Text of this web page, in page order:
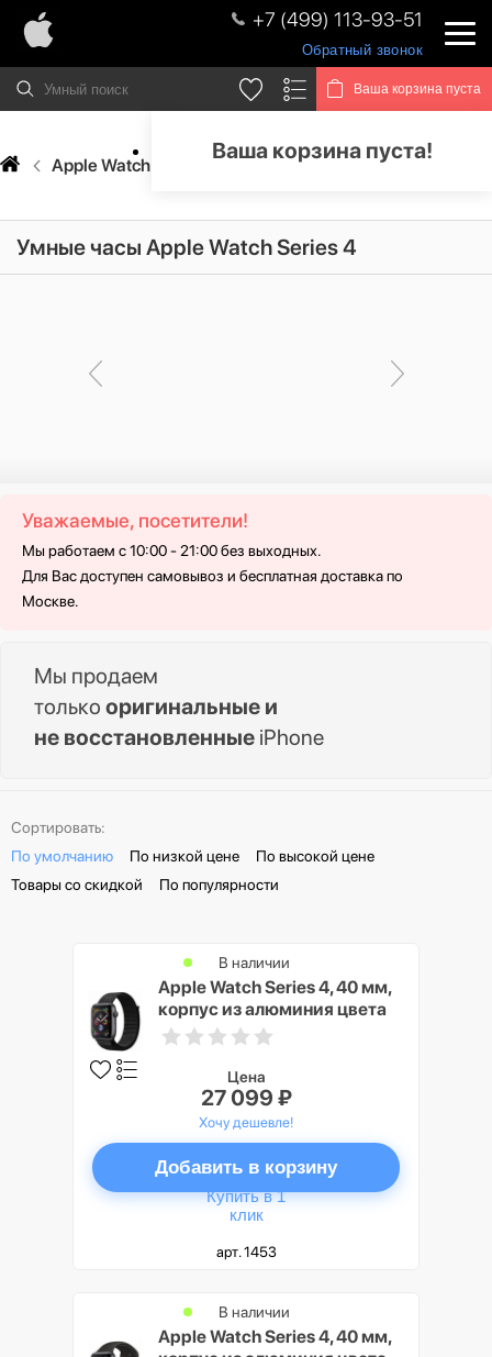
+7 (499) 113-93-51
Обратный звонок
Ваша корзина пуста
Ваша корзина пуста!
Apple Watch Apple Watch Series 4
Умные часы Apple Watch Series 4
Уважаемые, посетители!
Мы работаем с 10:00 - 21:00 без выходных.
Для Вас доступен самовывоз и бесплатная доставка по
Москве.
Мы продаем
только оригинальные и
не восстановленные iPhone
Сортировать:
По умолчанию
По низкой цене
По высокой цене
Товары со скидкой
По популярности
Apple Watch Series 4, 40 мм,
корпус из алюминия цвета
«серый космос»,
В наличии
Цена
27 099 ₽
Хочу дешевле!
Добавить в корзину
Купить в 1
клик
арт. 1453
Apple Watch Series 4, 40 мм,
В наличии